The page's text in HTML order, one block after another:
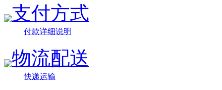
支付方式
付款详细说明
物流配送
快递运输